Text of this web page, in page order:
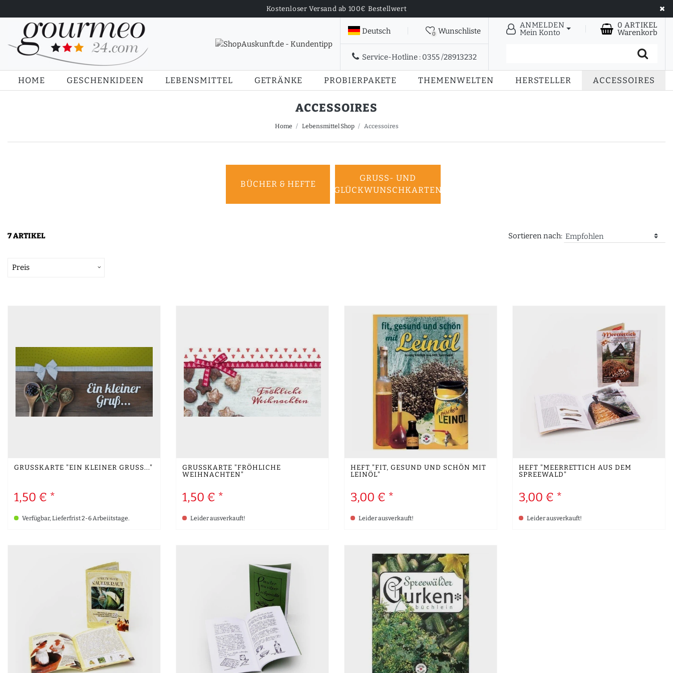
Kostenloser Versand ab 100€ Bestellwert
Deutsch 0 Wunschliste
Service-Hotline : 0355 /28913232
ANMELDEN
Mein Konto
0 ARTIKEL
Warenkorb
HOME GESCHENKIDEEN LEBENSMITTEL GETRÄNKE PROBIERPAKETE THEMENWELTEN HERSTELLER ACCESSOIRES
ACCESSOIRES
Home Lebensmittel Shop Accessoires
BÜCHER & HEFTE
GRUSS- UND G
LÜCKWUNSCHKARTEN
7 ARTIKEL Sortieren nach:
Preis
GRUSSKARTE "EIN KLEINER GRUSS..."
1,50 € *
Verfügbar, Lieferfrist 2-6 Arbeiitstage.
GRUSSKARTE "FRÖHLICHE W
EIHNACHTEN"
1,50 € *
Leider ausverkauft!
HEFT "FIT, GESUND UND SCHÖN MIT
LEINÖL"
3,00 € *
Leider ausverkauft!
HEFT "MEERRETTICH AUS DEM
SPREEWALD"
3,00 € *
Leider ausverkauft!